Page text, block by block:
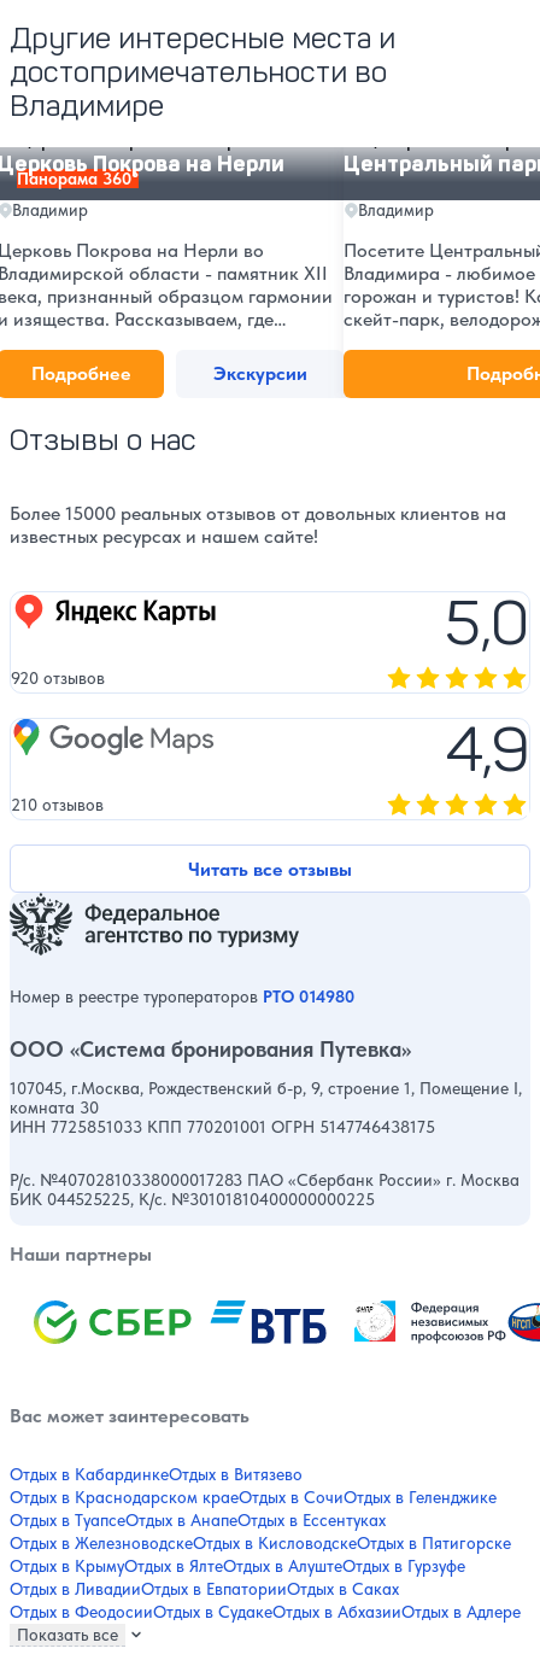
Другие интересные места и
достопримечательности во
Владимире
Панорама 360°
Покрова на Нерли
Владимир
Покрова на Нерли во
области - памятник XII
признанный образцом гармонии
изящества. Рассказываем, где
как добраться, чем он
и что стоит увидеть во время
Подробнее Экскурсии
Центральный
Владимир
Посетите
Владимира - любимое
горожан и туристов!
скейт-парк,
расположение в
доступные цены.
Отзывы о нас
Более 15000 реальных отзывов от довольных клиентов на
известных ресурсах и нашем сайте!
Читать все отзывы
Яндекс карты 5,0
920 отзывов
Google Maps 4,9
210 отзывов
Номер в реестре туроператоров РТО 014980
ООО «Система бронирования Путевка»
107045, г.Москва, Рождественский б-р, 9, строение 1, Помещение I,
комната 30
ИНН 7725851033 КПП 770201001 ОГРН 5147746438175
Р/с. №40702810338000017283 ПАО «Сбербанк России» г. Москва
БИК 044525225, К/с. №30101810400000000225
Наши партнеры
Вас может заинтересовать
Отдых в КабардинкеОтдых в Витязево
Отдых в Краснодарском краеОтдых в СочиОтдых в Геленджике
Отдых в ТуапсеОтдых в АнапеОтдых в Ессентуках
Отдых в ЖелезноводскеОтдых в КисловодскеОтдых в Пятигорске
Отдых в КрымуОтдых в ЯлтеОтдых в АлуштеОтдых в Гурзуфе
Отдых в ЛивадииОтдых в ЕвпаторииОтдых в Саках
Отдых в ФеодосииОтдых в СудакеОтдых в АбхазииОтдых в Адлере
Показать все